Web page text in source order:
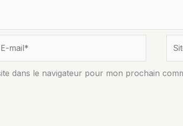
dans le navigateur pour mon prochain